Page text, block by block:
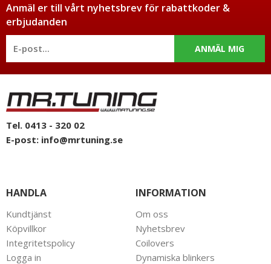
Anmäl er till vårt nyhetsbrev för rabattkoder &
erbjudanden
ANMÄL MIG
Tel. 0413 - 320 02
E-post: info@mrtuning.se
HANDLA
Kundtjänst
Köpvillkor
Integritetspolicy
Logga in
INFORMATION
Om oss
Nyhetsbrev
Coilovers
Dynamiska blinkers